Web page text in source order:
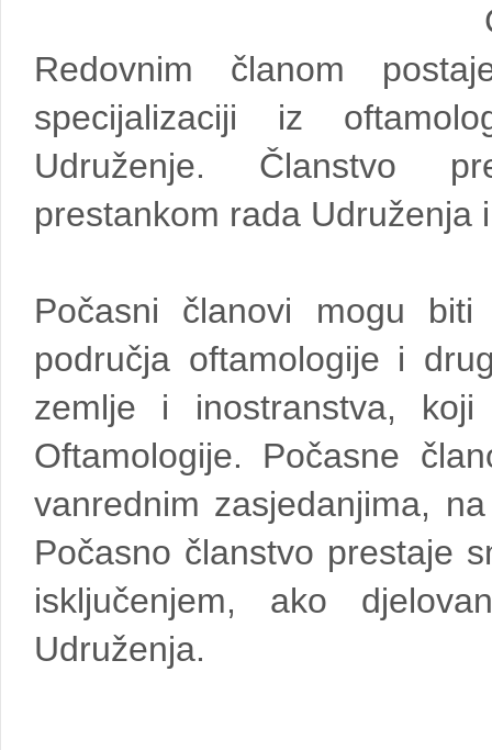
Redovnim članom
specijalizaciji iz
Udruženje. Članstvo
prestankom rada Udruženja
Počasni članovi mogu
područja oftamologije i
zemlje i inostranstva,
Oftamologije. Počasne
vanrednim zasjedanjima,
Počasno članstvo prestaje
isključenjem, ako
Udruženja.